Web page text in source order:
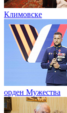
Климовске
орден Мужества